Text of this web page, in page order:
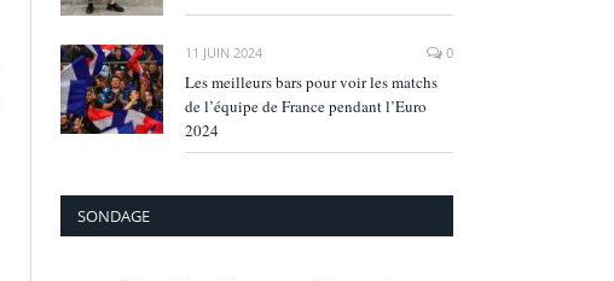
11 JUIN 2024 0
Les meilleurs bars pour voir les matchs
de l’équipe de France pendant l’Euro
2024
SONDAGE